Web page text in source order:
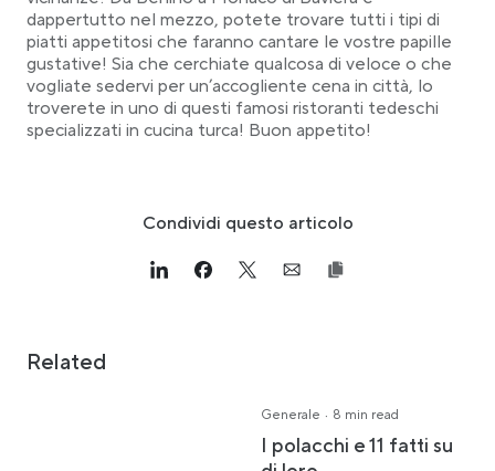
dappertutto nel mezzo, potete trovare tutti i tipi di
piatti appetitosi che faranno cantare le vostre papille
gustative! Sia che cerchiate qualcosa di veloce o che
vogliate sedervi per un’accogliente cena in città, lo
troverete in uno di questi famosi ristoranti tedeschi
specializzati in cucina turca! Buon appetito!
Condividi questo articolo
Link opens in a new tab
>Share on Linkedin
Link opens in a new tab
>Share on Facebook
Link opens in a new tab
>Share on Twitter
Link opens in a new tab
>Share on Email
Related
Generale · 8 min read
I polacchi e 11 fatti su